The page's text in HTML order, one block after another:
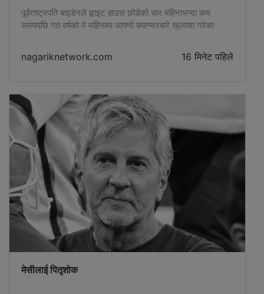
पूर्वराष्ट्रपति बाइडेनले ह्वाइट हाउस छोडेको चार महिनाभन्दा कम
समयपछि गत वर्षको मे महिनामा आफ्नो क्यान्सरबारे खुलासा गरेका
nagariknetwork.com 16 मिनेट पहिले
मेसीलाई पितृशोक